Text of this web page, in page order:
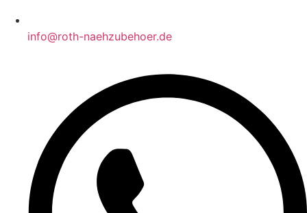
info@roth-naehzubehoer.de